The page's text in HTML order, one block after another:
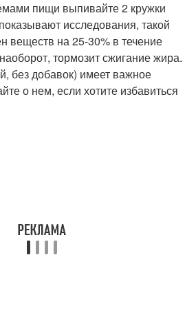
пищи выпивайте 2 кружки
исследования, такой
веществ на 25-30% в течение
тормозит сжигание жира.
без добавок) имеет важное
о нем, если хотите избавиться